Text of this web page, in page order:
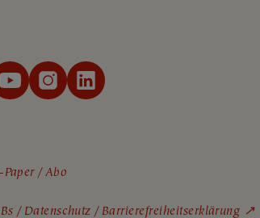
Paper Abo
Datenschutz Barrierefreiheitserklärung ↗